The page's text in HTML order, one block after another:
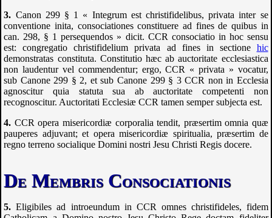
Canon 299 § 1 « Integrum est christifidelibus, privata inter se
conventione inita, consociationes constituere ad fines de quibus in
can. 298, § 1 persequendos » dicit. CCR consociatio in hoc sensu
est: congregatio christifidelium privata ad fines in sectione hic
demonstratas constituta. Constitutio hæc ab auctoritate ecclesiastica
non laudentur vel commendentur; ergo,CCR « privata » vocatur,
sub Canone 299 § 2, et sub Canone 299 § 3CCR non in Ecclesia
agnoscitur quia statuta sua ab auctoritate competenti non
recognoscitur. Auctoritati EcclesiæCCR tamen semper subjecta est.
CCR opera misericordiæ corporalia tendit, præsertim omnia quæ
pauperes adjuvant; et opera misericordiæ spiritualia, præsertim de
regno terreno socialique Domini nostri Jesu Christi Regis docere.
De Membris Consociationis
Eligibiles ad introeundum in CCR omnes christifideles, fidem